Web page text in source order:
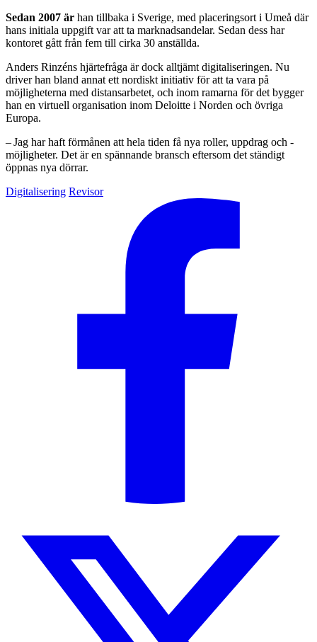
Sedan 2007 är han tillbaka i Sverige, med placeringsort i Umeå där
hans initiala uppgift var att ta marknadsandelar. Sedan dess har
kontoret gått från fem till cirka 30 anställda.
Anders Rinzéns hjärtefråga är dock alltjämt digitaliseringen. Nu
driver han bland annat ett nordiskt initiativ för att ta vara på
möjligheterna med distansarbetet, och inom ramarna för det bygger
han en virtuell organisation inom Deloitte i Norden och övriga
Europa.
– Jag har haft förmånen att hela tiden få nya roller, uppdrag och ­
möjligheter. Det är en spännande bransch eftersom det ständigt
öppnas nya dörrar.
Digitalisering Revisor